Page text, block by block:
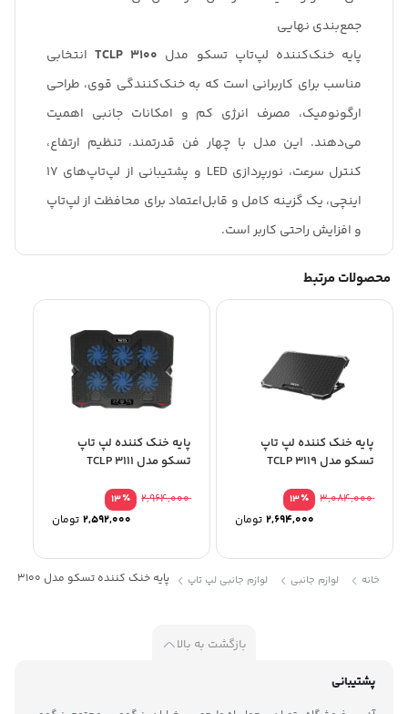
جمع‌بندی نهایی
پایه خنک‌کننده لپ‌تاپ تسکو مدل TCLP 3100 انتخابی
مناسب برای کاربرانی است که به خنک‌کنندگی قوی، طراحی
ارگونومیک، مصرف انرژی کم و امکانات جانبی اهمیت
می‌دهند. این مدل با چهار فن قدرتمند، تنظیم ارتفاع،
کنترل سرعت، نورپردازی LED و پشتیبانی از لپ‌تاپ‌های 17
اینچی، یک گزینه کامل و قابل‌اعتماد برای محافظت از لپ‌تاپ
و افزایش راحتی کاربر است.
محصولات مرتبط
پایه خنک کننده لپ تاپ
تسکو مدل TCLP 3119
٪13
3,084,000
تومان
پایه خنک کننده لپ تاپ
تسکو مدل TCLP 3111
٪13
2,964,000
تومان
خانه لوازم جانبی لوازم جانبی لپ تاپ پایه خنک کننده تسکو مدل TCLP 3100
بازگشت به بالا
پشتیبانی